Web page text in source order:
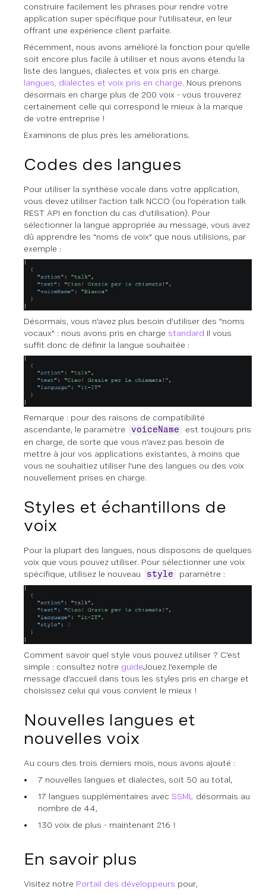
construire facilement les phrases pour rendre votre
application super spécifique pour l'utilisateur, en leur
offrant une expérience client parfaite.
Récemment, nous avons amélioré la fonction pour qu'elle
soit encore plus facile à utiliser et nous avons étendu la
liste des langues, dialectes et voix pris en charge.
langues, dialectes et voix pris en charge. Nous prenons
désormais en charge plus de 200 voix - vous trouverez
certainement celle qui correspond le mieux à la marque
de votre entreprise !
Examinons de plus près les améliorations.
Codes des langues
Pour utiliser la synthèse vocale dans votre application,
vous devez utiliser l'action talk NCCO (ou l'opération talk
REST API en fonction du cas d'utilisation). Pour
sélectionner la langue appropriée au message, vous avez
dû apprendre les "noms de voix" que nous utilisions, par
exemple :
Désormais, vous n'avez plus besoin d'utiliser des "noms
vocaux" : nous avons pris en charge standard Il vous
suffit donc de définir la langue souhaitée :
Remarque : pour des raisons de compatibilité
ascendante, le paramètre
voiceName
est toujours pris
en charge, de sorte que vous n'avez pas besoin de
mettre à jour vos applications existantes, à moins que
vous ne souhaitiez utiliser l'une des langues ou des voix
nouvellement prises en charge.
Styles et échantillons de
voix
Pour la plupart des langues, nous disposons de quelques
voix que vous pouvez utiliser. Pour sélectionner une voix
spécifique, utilisez le nouveau
style paramètre :
Comment savoir quel style vous pouvez utiliser ? C'est
simple : consultez notre guideJouez l'exemple de
message d'accueil dans tous les styles pris en charge et
choisissez celui qui vous convient le mieux !
Nouvelles langues et
nouvelles voix
Au cours des trois derniers mois, nous avons ajouté :
7 nouvelles langues et dialectes, soit 50 au total,
17 langues supplémentaires avec SSML désormais au
nombre de 44,
130 voix de plus - maintenant 216 !
En savoir plus
Visitez notre Portail des développeurs pour,